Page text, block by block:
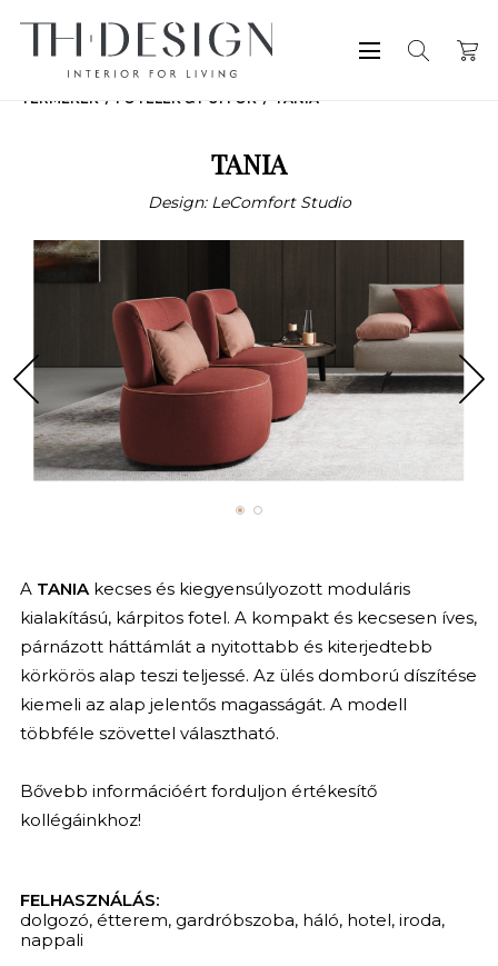
TERMÉKEK FOTELEK & PUFFOK TANIA
TANIA
Design: LeComfort Studio
A TANIAkecses és kiegyensúlyozott moduláris
kialakítású, kárpitos fotel. A kompakt és kecsesen íves,
párnázott háttámlát a nyitottabb és kiterjedtebb
körkörös alap teszi teljessé. Az ülés domború díszítése
kiemeli az alap jelentős magasságát. A modell
többféle szövettel választható.
Bővebb információért forduljon értékesítő
kollégáinkhoz!
FELHASZNÁLÁS:
dolgozó, étterem, gardróbszoba, háló, hotel, iroda,
nappali